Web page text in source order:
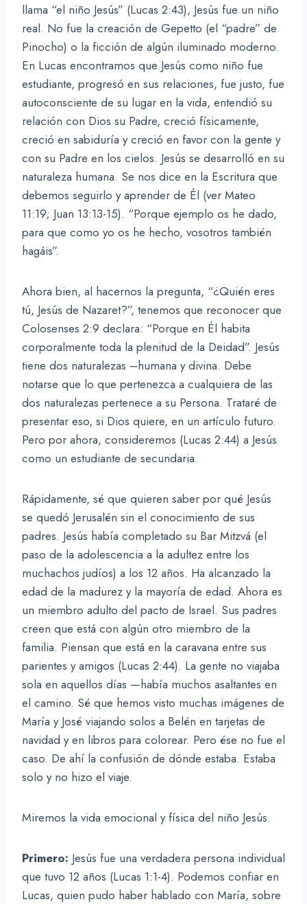
llama “el niño Jesús” (Lucas 2:43), Jesús fue un niño
real. No fue la creación de Gepetto (el “padre” de
Pinocho) o la ficción de algún iluminado moderno.
En Lucas encontramos que Jesús como niño fue
estudiante, progresó en sus relaciones, fue justo, fue
autoconsciente de su lugar en la vida, entendió su
relación con Dios su Padre, creció físicamente,
creció en sabiduría y creció en favor con la gente y
con su Padre en los cielos. Jesús se desarrolló en su
naturaleza humana. Se nos dice en la Escritura que
debemos seguirlo y aprender de Él (ver Mateo
11:19; Juan 13:13-15). “Porque ejemplo os he dado,
para que como yo os he hecho, vosotros también
hagáis”.
Ahora bien, al hacernos la pregunta, “¿Quién eres
tú, Jesús de Nazaret?”, tenemos que reconocer que
Colosenses 2:9 declara: “Porque en Él habita
corporalmente toda la plenitud de la Deidad”. Jesús
tiene dos naturalezas –humana y divina. Debe
notarse que lo que pertenezca a cualquiera de las
dos naturalezas pertenece a su Persona. Trataré de
presentar eso, si Dios quiere, en un artículo futuro.
Pero por ahora, consideremos (Lucas 2:44) a Jesús
como un estudiante de secundaria.
Rápidamente, sé que quieren saber por qué Jesús
se quedó Jerusalén sin el conocimiento de sus
padres. Jesús había completado su Bar Mitzvá (el
paso de la adolescencia a la adultez entre los
muchachos judíos) a los 12 años. Ha alcanzado la
edad de la madurez y la mayoría de edad. Ahora es
un miembro adulto del pacto de Israel. Sus padres
creen que está con algún otro miembro de la
familia. Piensan que está en la caravana entre sus
parientes y amigos (Lucas 2:44). La gente no viajaba
sola en aquellos días —había muchos asaltantes en
el camino. Sé que hemos visto muchas imágenes de
María y José viajando solos a Belén en tarjetas de
navidad y en libros para colorear. Pero ése no fue el
caso. De ahí la confusión de dónde estaba. Estaba
solo y no hizo el viaje.
Miremos la vida emocional y física del niño Jesús.
Primero: Jesús fue una verdadera persona individual
que tuvo 12 años (Lucas 1:1-4). Podemos confiar en
Lucas, quien pudo haber hablado con María, sobre